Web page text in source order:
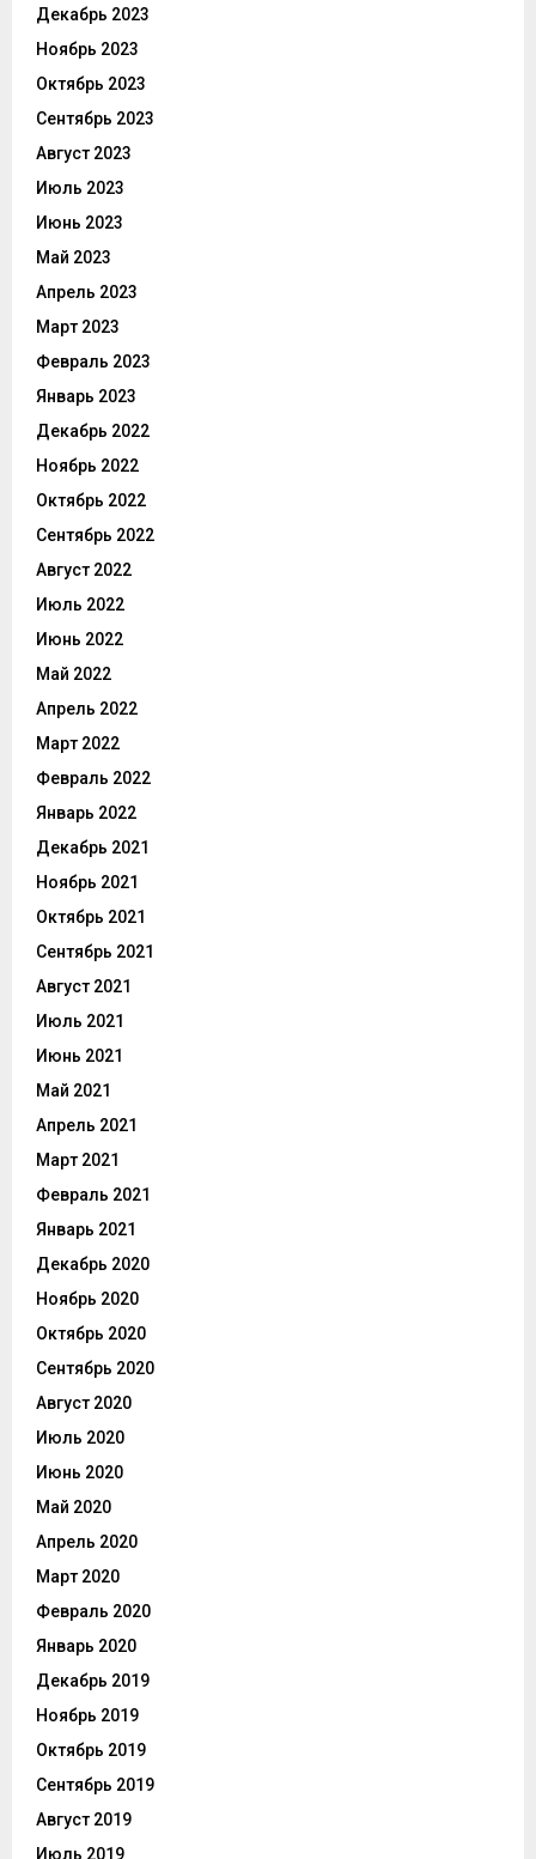
Декабрь 2023
Ноябрь 2023
Октябрь 2023
Сентябрь 2023
Август 2023
Июль 2023
Июнь 2023
Май 2023
Апрель 2023
Март 2023
Февраль 2023
Январь 2023
Декабрь 2022
Ноябрь 2022
Октябрь 2022
Сентябрь 2022
Август 2022
Июль 2022
Июнь 2022
Май 2022
Апрель 2022
Март 2022
Февраль 2022
Январь 2022
Декабрь 2021
Ноябрь 2021
Октябрь 2021
Сентябрь 2021
Август 2021
Июль 2021
Июнь 2021
Май 2021
Апрель 2021
Март 2021
Февраль 2021
Январь 2021
Декабрь 2020
Ноябрь 2020
Октябрь 2020
Сентябрь 2020
Август 2020
Июль 2020
Июнь 2020
Май 2020
Апрель 2020
Март 2020
Февраль 2020
Январь 2020
Декабрь 2019
Ноябрь 2019
Октябрь 2019
Сентябрь 2019
Август 2019
Июль 2019